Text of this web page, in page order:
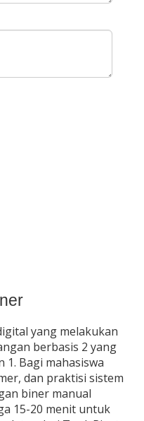
yang melakukan
berbasis 2 yang
1. Bagi mahasiswa
dan praktisi sistem
biner manual
15-20 menit untuk